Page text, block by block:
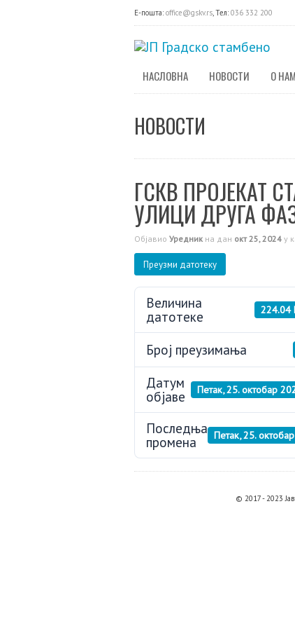
E-пошта: office@gskv.rs, Тел: 036 332 200
НАСЛОВНА НОВОСТИ О
НОВОСТИ
ГСКВ ПРОЈЕКАТ
УЛИЦИ ДРУГА
Објавио Уредник на дан окт 25, 2024 у
Преузми датотеку
Величина
датотеке
224.04
Број преузимања
Датум
објаве
Петак, 25. октобар
Последња
промена
Петак, 25.
© 2017 - 2023